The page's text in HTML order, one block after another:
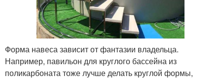
Форма навеса зависит от фантазии владельца.
Например, павильон для круглого бассейна из
поликарбоната тоже лучше делать круглой формы,